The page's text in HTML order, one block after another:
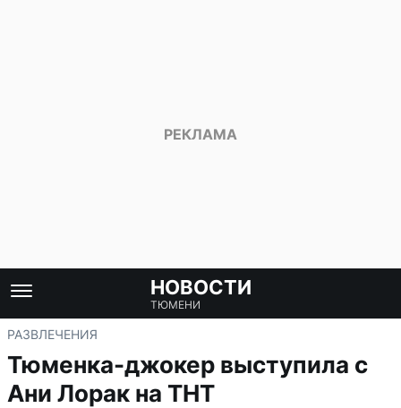
НОВОСТИ
ТЮМЕНИ
РАЗВЛЕЧЕНИЯ
Тюменка-джокер выступила с
Ани Лорак на ТНТ